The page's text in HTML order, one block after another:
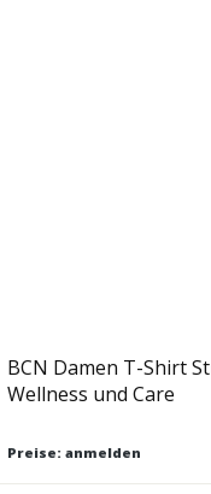
BCN Damen T-Shirt
Wellness und Care
Preise: anmelden